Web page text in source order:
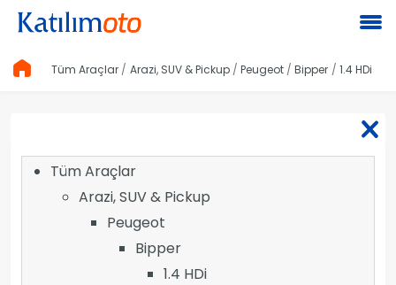
Tüm Araçlar Arazi, SUV & Pickup Peugeot Bipper 1.4 HDi
Tüm Araçlar
Arazi, SUV & Pickup
Peugeot
Bipper
1.4 HDi